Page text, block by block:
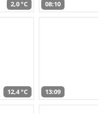
2,0 °C 08:10
12,4 °C 13:09